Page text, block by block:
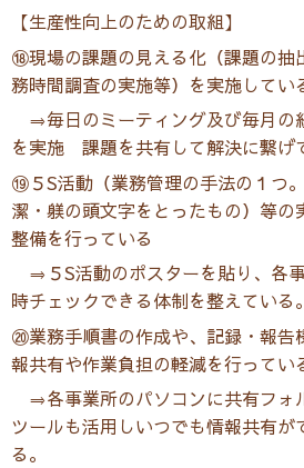
【生産性向上のための取組】
⑱現場の課題の見える化（課題の抽
務時間調査の実施等）を実施してい
⇒毎日のミーティング及び毎月の
を実施 課題を共有して解決に繋げ
⑲５S活動（業務管理の手法の１つ
潔・躾の頭文字をとったもの）等の
整備を行っている
⇒５S活動のポスターを貼り、各
時チェックできる体制を整えている。
⑳業務手順書の作成や、記録・報告
報共有や作業負担の軽減を行ってい
⇒各事業所のパソコンに共有フォ
ツールも活用しいつでも情報共有が
る。